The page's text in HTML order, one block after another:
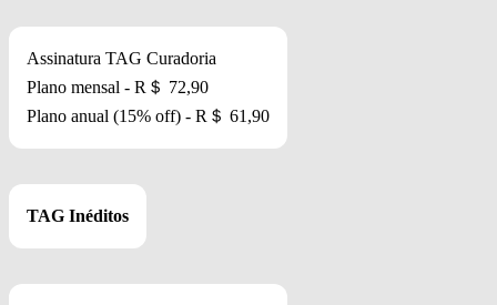
Assinatura TAG Curadoria
Plano mensal - R＄ 72,90
Plano anual (15% off) - R＄ 61,90
TAG Inéditos